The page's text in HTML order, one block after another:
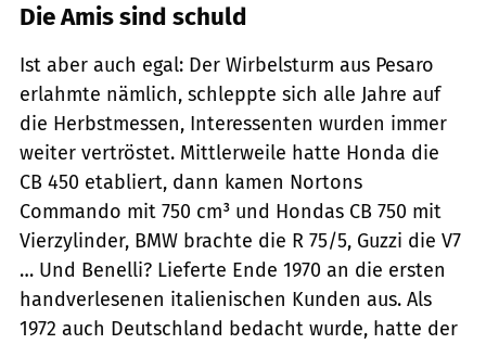
Die Amis sind schuld
Ist aber auch egal: Der Wirbelsturm aus Pesaro
erlahmte nämlich, schleppte sich alle Jahre auf
die Herbstmessen, Interessenten wurden immer
weiter vertröstet. Mittlerweile hatte Honda die
CB 450 etabliert, dann kamen Nortons
Commando mit 750 cm³ und Hondas CB 750 mit
Vierzylinder, BMW brachte die R 75/5, Guzzi die V7
… Und Be­nelli? Lieferte Ende 1970 an die ersten
handver­lesenen italienischen Kunden aus. Als
1972 auch Deutschland bedacht wurde, hatte der